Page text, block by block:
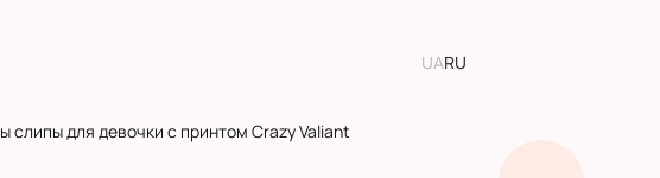
UARU
слипы для девочки с принтом Crazy Valiant